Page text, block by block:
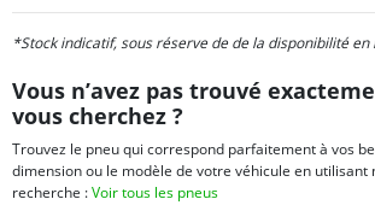
*Stock indicatif, sous réserve de de la disponibilité en
Vous n’avez pas trouvé
vous cherchez ?
Trouvez le pneu qui correspond parfaitement à vos
dimension ou le modèle de votre véhicule en utilisant
recherche :Voir tous les pneus